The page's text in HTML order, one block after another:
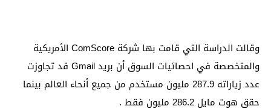
وقالت الدراسة التي قامت بها شركة ComScore الأمريكية
والمتخصصة في احصائيات السوق أن بريد Gmail قد تجاوزت
عدد زياراته 287.9 مليون مستخدم من جميع أنحاء العالم بينما
حقق هوت مايل 286.2 مليون فقط .